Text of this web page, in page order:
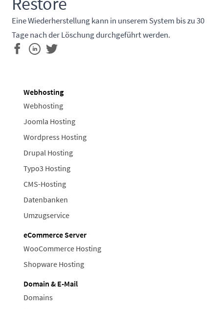
Eine Wiederherstellung kann in unserem System bis zu 30
Tage nach der Löschung durchgeführt werden.
Webhosting
Webhosting
Joomla Hosting
Wordpress Hosting
Drupal Hosting
Typo3 Hosting
CMS-Hosting
Datenbanken
Umzugservice
eCommerce Server
WooCommerce Hosting
Shopware Hosting
Domain & E-Mail
Domains